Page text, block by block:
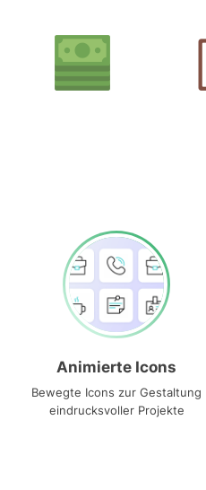
Animierte Icons
Bewegte Icons zur Gestaltung
eindrucksvoller Projekte